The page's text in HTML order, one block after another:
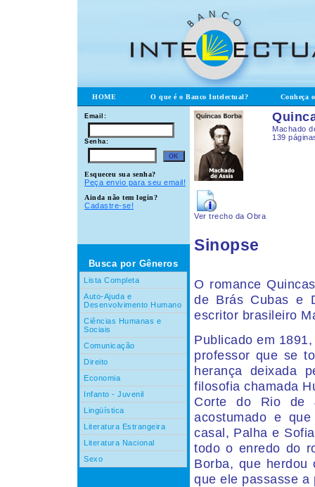
HOME O que é o Banco Intelectual? Conheça
Email:
Senha:
Esqueceu sua senha?
Peça envio para seu email!
Ainda não tem login?
Cadastre-se!
Busca por Gêneros
Lista Completa
Auto-Ajuda e
Desenvolvimento Humano
Ciências Humanas e
Sociais
Comunicação
Direito
Economia
Infanto - Juvenil
Lingüística
Literatura Estrangeira
Literatura Nacional
Sexo
Ver trecho da Obra
Machado
139
Sinopse
O romance
de Brás Cubas e
escritor brasileiro
Publicado em
professor que se
herança deixada
filosofia chamada
Corte do Rio de
acostumado e
casal, Palha e
todo o enredo do
Borba, que
que ele passasse a